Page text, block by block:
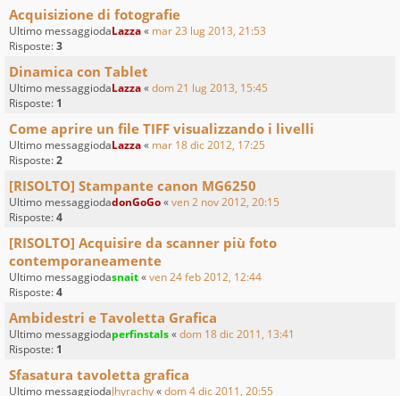
Acquisizione di fotografie
Ultimo messaggiodaLazza« mar 23 lug 2013, 21:53
Risposte:3
Dinamica con Tablet
Ultimo messaggiodaLazza«dom 21 lug 2013, 15:45
Risposte: 1
Come aprire un file TIFF visualizzando i livelli
Ultimo messaggiodaLazza« mar 18 dic 2012, 17:25
Risposte:2
[RISOLTO] Stampante canon MG6250
Ultimo messaggiodadonGoGo«ven 2 nov 2012, 20:15
Risposte:4
[RISOLTO] Acquisire da scanner più foto
contemporaneamente
Ultimo messaggiodasnait«ven 24 feb 2012, 12:44
Risposte:4
Ambidestri e Tavoletta Grafica
Ultimo messaggiodaperfinstals«dom 18 dic 2011, 13:41
Risposte: 1
Sfasatura tavoletta grafica
Ultimo messaggiodaJhyrachy«dom 4 dic 2011, 20:55